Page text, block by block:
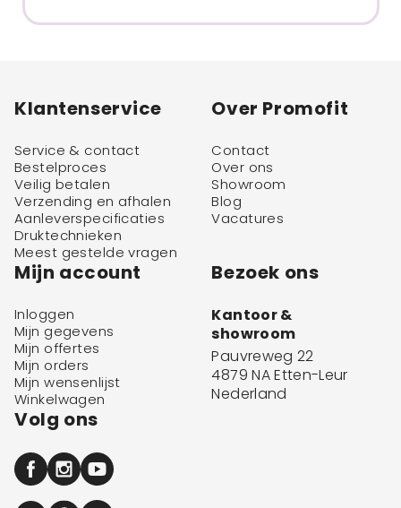
Klantenservice
Service & contact
Bestelproces
Veilig betalen
Verzending en afhalen
Aanleverspecificaties
Druktechnieken
Meest gestelde vragen
Over Promofit
Contact
Over ons
Showroom
Blog
Vacatures
Mijn account
Inloggen
Mijn gegevens
Mijn offertes
Mijn orders
Mijn wensenlijst
Winkelwagen
Bezoek ons
Kantoor &
showroom
Pauvreweg 22
4879 NA Etten-Leur
Nederland
Volg ons